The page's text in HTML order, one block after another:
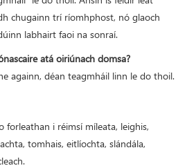
chugainn trí ríomhphost, nó glaoch
labhairt faoi na sonraí.
atá oiriúnach domsa?
againn, déan teagmháil linn le do thoil.
forleathan i réimsí míleata, leighis,
tomhais, eitlíochta, slándála,